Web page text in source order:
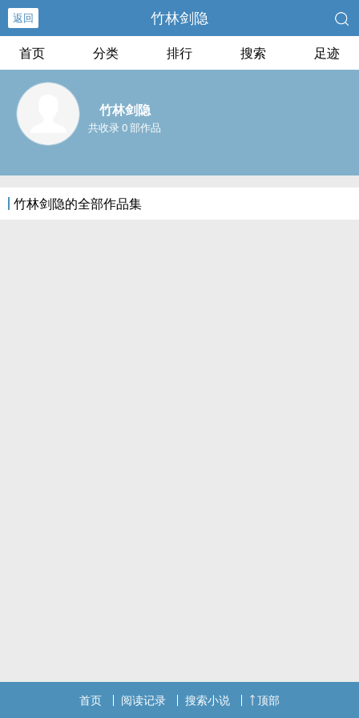
返回 竹林剑隐
首页 分类 排行 搜索 足迹
竹林剑隐
共收录 0 部作品
竹林剑隐的全部作品集
首页 阅读记录 搜索小说 顶部